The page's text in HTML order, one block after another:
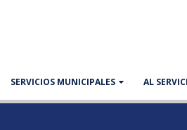
SERVICIOS MUNICIPALES AL